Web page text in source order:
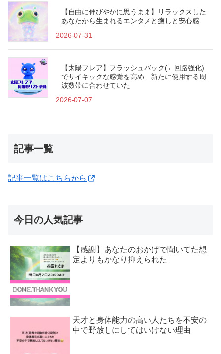
【自由に伸びやかに思うまま】リラックスした
あなたから生まれるエンタメと癒しと安心感
2026-07-31
【太陽フレア】フラッシュバック(←回路強化)
でサイキックな感覚を高め、新たに使用する周
波数帯に合わせていた
2026-07-07
記事一覧
記事一覧はこちらから
今日の人気記事
【感謝】あなたのおかげで聞いてた想
定よりもかなり抑えられた
天才と身体能力の高い人たちを不安の
中で野放しにしてはいけない理由